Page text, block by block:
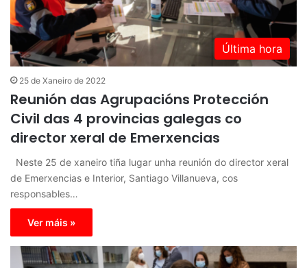
Última hora
25 de Xaneiro de 2022
Reunión das Agrupacións Protección
Civil das 4 provincias galegas co
director xeral de Emerxencias
Neste 25 de xaneiro tiña lugar unha reunión do director xeral
de Emerxencias e Interior, Santiago Villanueva, cos
responsables…
Ver máis »